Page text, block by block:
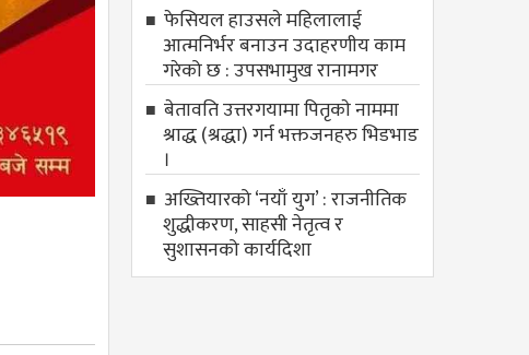
फेसियल हाउसले महिलालाई
आत्मनिर्भर बनाउन उदाहरणीय काम
गरेको छ : उपसभामुख रानामगर
बेतावति उत्तरगयामा पितृकाे नाममा
श्राद्ध (श्रद्धा) गर्न भक्तजनहरु भिडभाड
।
अख्तियारको ‘नयाँ युग’ : राजनीतिक
शुद्धीकरण, साहसी नेतृत्व र
सुशासनको कार्यदिशा